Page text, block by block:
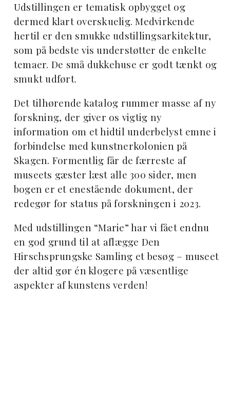
Udstillingen er tematisk opbygget og
dermed klart overskuelig. Medvirkende
hertil er den smukke udstillingsarkitektur,
som på bedste vis understøtter de enkelte
temaer. De små dukkehuse er godt tænkt og
smukt udført.
Det tilhørende katalog rummer masse af ny
forskning, der giver os vigtig ny
information om et hidtil underbelyst emne i
forbindelse med kunstnerkolonien på
Skagen. Formentlig får de færreste af
museets gæster læst alle 300 sider, men
bogen er et enestående dokument, der
redegør for status på forskningen i 2023.
Med udstillingen “Marie” har vi fået endnu
en god grund til at aflægge Den
Hirschsprungske Samling et besøg – museet
der altid gør én klogere på væsentlige
aspekter af kunstens verden!